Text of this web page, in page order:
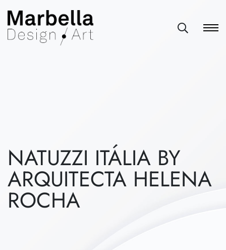
NATUZZI ITÁLIA BY
ARQUITECTA HELENA
ROCHA